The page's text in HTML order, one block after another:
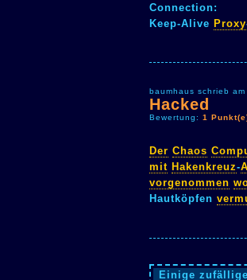
Connection:
Keep-Alive Proxy
baumhaus schrieb
Hacked
Bewertung: 1
Der Chaos
mit Hakenkreuz-
vorgenommen
Hautköpfen
Einige